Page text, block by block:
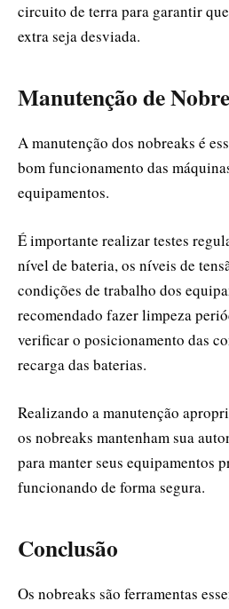
circuito de terra para garantir
extra seja desviada.
Manutenção de
A manutenção dos nobreaks é
bom funcionamento das
equipamentos.
É importante realizar testes
nível de bateria, os níveis de
condições de trabalho dos
recomendado fazer limpeza
verificar o posicionamento das
recarga das baterias.
Realizando a manutenção
os nobreaks mantenham sua
para manter seus equipamentos
funcionando de forma segura.
Conclusão
Os nobreaks são ferramentas